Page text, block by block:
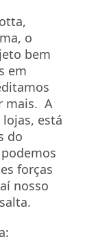
o
bem
em
mais. A
está
do
forças
nosso